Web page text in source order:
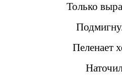
Только
Пеленает